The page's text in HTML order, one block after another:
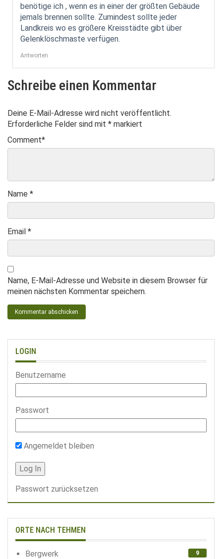
benötige ich , wenn es in einer der größten Gebäude
jemals brennen sollte. Zumindest sollte jeder
Landkreis wo es größere Kreisstädte gibt über
Gelenklöschmaste verfügen.
Antworten
Schreibe einen Kommentar
Deine E-Mail-Adresse wird nicht veröffentlicht.
Erforderliche Felder sind mit * markiert
Comment*
Name *
Email *
Name, E-Mail-Adresse und Website in diesem Browser für
meinen nächsten Kommentar speichern.
LOGIN
Benutzername
Passwort
Angemeldet bleiben
Passwort zurücksetzen
ORTE NACH TEHMEN
Bergwerk 9